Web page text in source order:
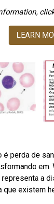
LEARN
perda de
a
existem